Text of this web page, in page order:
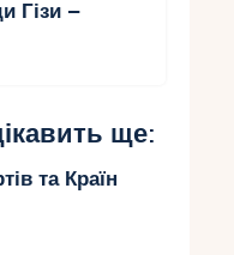
Гізи –
ще:
та Країн